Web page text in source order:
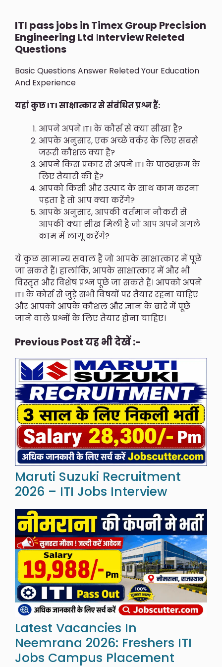
ITI pass jobs in Timex Group Precision
Engineering Ltd Interview Releted
Questions
Basic Questions Answer Releted Your Education
And Experience
यहां कुछ ITI साक्षात्कार से संबंधित प्रश्न हैं:
आपने अपने ITI के कौर्स से क्या सीखा है?
आपके अनुसार, एक अच्छे वर्कर के लिए सबसे
जरूरी कौशल क्या हैं?
आपने किस प्रकार से अपने ITI के पाठ्यक्रम के
लिए तैयारी की है?
आपको किसी और उत्पाद के साथ काम करना
पड़ता है तो आप क्या करेंगे?
आपके अनुसार, आपकी वर्तमान नौकरी से
आपकी क्या सीख मिली है जो आप अपने अगले
काम में लागू करेंगे?
ये कुछ सामान्य सवाल हैं जो आपके साक्षात्कार में पूछे
जा सकते हैं। हालांकि, आपके साक्षात्कार में और भी
विस्तृत और विशेष प्रश्न पूछे जा सकते हैं। आपको अपने
ITI के कोर्स से जुड़े सभी विषयों पर तैयार रहना चाहिए
और आपको आपके कौशल और ज्ञान के बारे में पूछे
जाने वाले प्रश्नों के लिए तैयार होना चाहिए।
Previous Post यह भी देखें :-
Maruti Suzuki Recruitment
2026 – ITI Jobs Interview
Latest Vacancies In
Neemrana 2026: Freshers ITI
Jobs Campus Placement